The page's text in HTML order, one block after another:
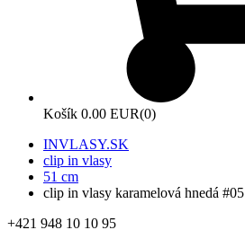
Košík 0.00 EUR(0)
INVLASY.SK
clip in vlasy
51 cm
clip in vlasy karamelová hnedá #05
+421 948 10 10 95